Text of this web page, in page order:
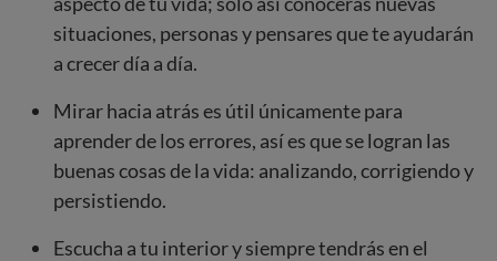
situaciones, personas y pensares que te ayudarán
a crecer día a día.
Mirar hacia atrás es útil únicamente para
aprender de los errores, así es que se logran las
buenas cosas de la vida: analizando, corrigiendo y
persistiendo.
Escucha a tu interior y siempre tendrás en el